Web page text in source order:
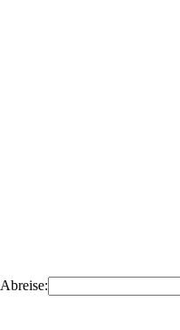
Abreise: